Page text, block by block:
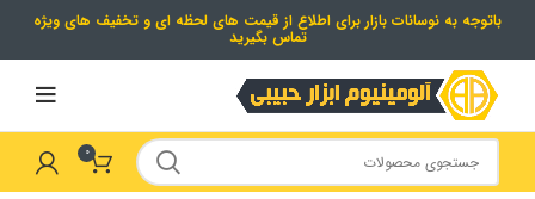
باتوجه به نوسانات بازار برای اطلاع از قیمت های لحظه ای و تخفیف های ویژه
تماس بگیرید
0